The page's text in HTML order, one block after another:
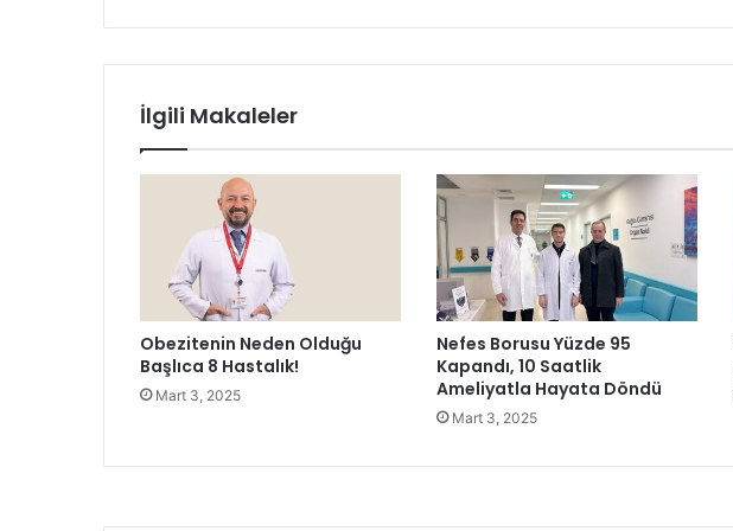
K
a
k
i
ç
t
e
y
n
h
r
ş
'
d
e
n
S
g
e
r
K
t
e
İlgili Makaleler
Obezitenin Neden Olduğu
Başlıca 8 Hastalık!
Mart 3, 2025
Nefes Borusu Yüzde 95
Kapandı, 10 Saatlik
Ameliyatla Hayata Döndü
Mart 3, 2025